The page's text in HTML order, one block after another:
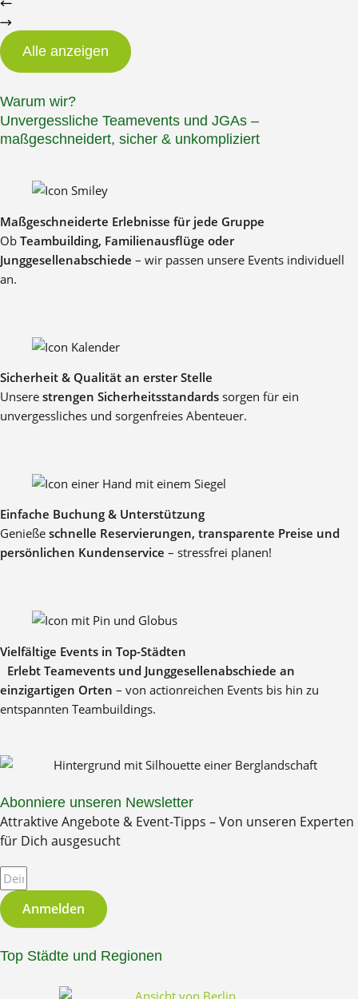
Alle anzeigen
Warum wir?
Unvergessliche Teamevents und JGAs –
maßgeschneidert, sicher & unkompliziert
Maßgeschneiderte Erlebnisse für jede Gruppe
Ob Teambuilding, Familienausflüge oder
Junggesellenabschiede – wir passen unsere Events individuell
an.
Sicherheit & Qualität an erster Stelle
Unsere strengen Sicherheitsstandards sorgen für ein
unvergessliches und sorgenfreies Abenteuer.
Einfache Buchung & Unterstützung
Genieße schnelle Reservierungen, transparente Preise und
persönlichen Kundenservice – stressfrei planen!
Vielfältige Events in Top-Städten
Erlebt Teamevents und Junggesellenabschiede an
einzigartigen Orten – von actionreichen Events bis hin zu
entspannten Teambuildings.
Abonniere unseren Newsletter
Attraktive Angebote & Event-Tipps – Von unseren Experten
für Dich ausgesucht
E
m
a
i
Anmelden
Top Städte und Regionen